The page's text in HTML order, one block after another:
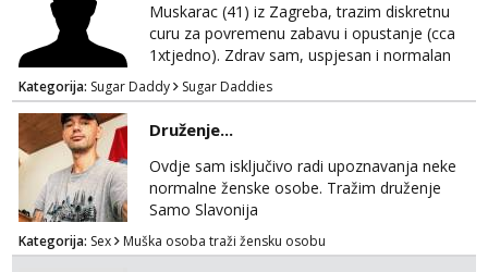
Muskarac (41) iz Zagreba, trazim diskretnu
curu za povremenu zabavu i opustanje (cca
1xtjedno). Zdrav sam, uspjesan i normalan
muskarca koji je spreman financijski cijeniti
tvoje vrijeme i trud. Ako smatras da imas sto
ponuditi, javi se s par rijeci o sebi, tome sto
trazis/ocekujes i fotkama na; Telegram
@GentAnte WA 0955812207
Kategorija: Sugar Daddy Sugar Daddies
Druženje...
Ovdje sam isključivo radi upoznavanja neke
normalne ženske osobe. Tražim druženje
Samo Slavonija
Kategorija: Sex Muška osoba traži žensku osobu